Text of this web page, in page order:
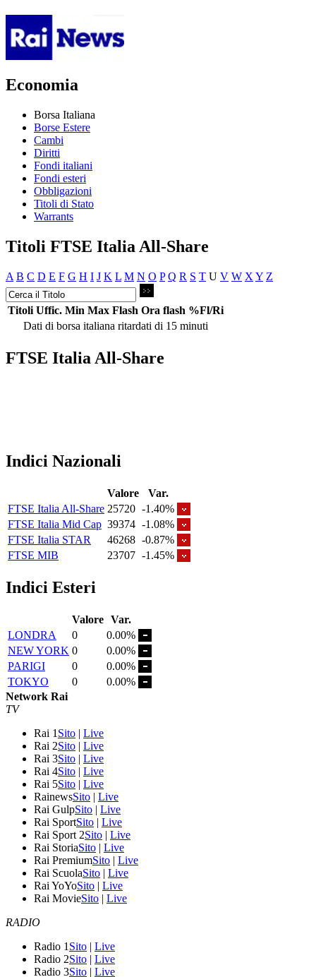
Economia
Borsa Italiana
Borse Estere
Cambi
Diritti
Fondi italiani
Fondi esteri
Obbligazioni
Titoli di Stato
Warrants
Titoli FTSE Italia All-Share
A B C D E F G H I J K L M N O P Q R S T U V W X Y Z
Titoli Uffic. Min Max Flash Ora flash %Fl/Ri
Dati di borsa italiana ritardati di 15 minuti
FTSE Italia All-Share
Indici Nazionali
Valore
Var.
FTSE Italia All-Share 25720 -1.40%
FTSE Italia Mid Cap 39374 -1.08%
FTSE Italia STAR
46268 -0.87%
FTSE MIB
23707 -1.45%
Indici Esteri
Valore Var.
LONDRA
0
0.00%
NEW YORK 0
0.00%
PARIGI
0
0.00%
TOKYO
0
0.00%
Network Rai
TV
Rai 1 Sito | Live
Rai 2Sito | Live
Rai 3Sito | Live
Rai 4Sito | Live
Rai 5Sito | Live
RainewsSito | Live
Rai GulpSito | Live
Rai SportSito | Live
Rai Sport 2Sito | Live
Rai StoriaSito | Live
Rai PremiumSito | Live
Rai ScuolaSito | Live
Rai YoYoSito | Live
Rai MovieSito | Live
RADIO
Radio 1 Sito | Live
Radio 2Sito | Live
Radio 3Sito | Live